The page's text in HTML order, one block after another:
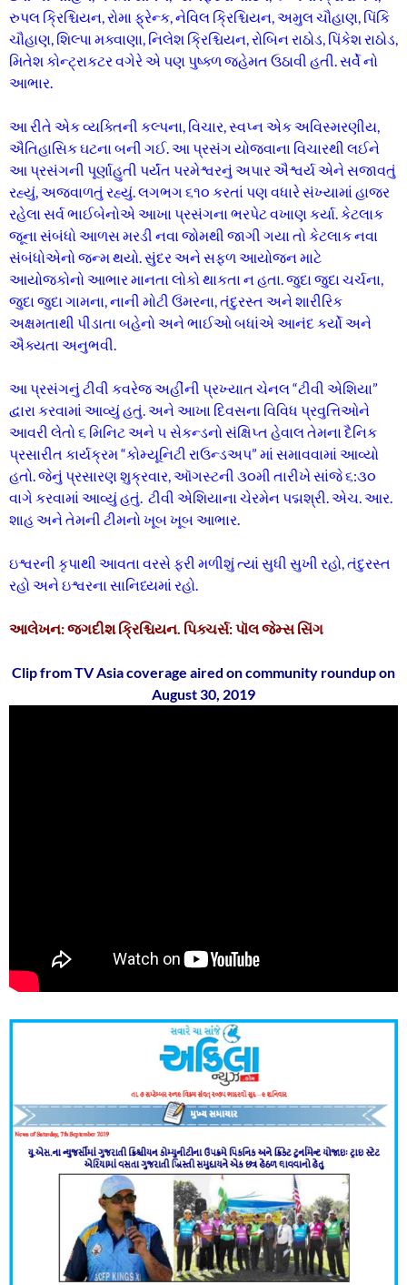
રુપલ ક્રિશ્ચિયન, રોમા ફ્રેન્ક, નેવિલ ક્રિશ્ચિયન, અમુલ ચૌહાણ, પિંકિ
ચૌહાણ, શિલ્પા મક્વાણા, નિલેશ ક્રિશ્ચિયન, રોબિન રાઠોડ, પિંકેશ રાઠોડ,
મિતેશ કોન્ટ્રાકટર વગેરે એ પણ પુષ્ક્ળ જહેમત ઉઠાવી હતી. સર્વે નો
આભાર.
આ રીતે એક વ્યક્તિની કલ્પના, વિચાર, સ્વપ્ન એક અવિસ્મરણીય,
ઐતિહાસિક ઘટના બની ગઈ. આ પ્રસંગ યોજવાના વિચારથી લઈને
આ પ્રસંગની પૂર્ણાહુતી પર્યંત પરમેશ્વરનું અપાર ઐશ્વર્ય એને સજાવતું
રહ્યું, અજવાળતું રહ્યું. લગભગ ૬૧૦ કરતાં પણ વધારે સંખ્યામાં હાજર
રહેલા સર્વ ભાઈબેનોએ આખા પ્રસંગના ભરપેટ વખાણ કર્યા. કેટલાક
જૂના સંબંધો આળસ મરડી નવા જોમથી જાગી ગયા તો કેટલાક નવા
સંબંધોએનો જન્મ થયો. સુંદર અને સફળ આયોજન માટે
આયોજકોનો આભાર માનતા લોકો થાકતા ન હતા. જુદા જુદા ચર્ચના,
જુદા જુદા ગામના, નાની મોટી ઉંમરના, તંદુરસ્ત અને શારીરિક
અક્ષમતાથી પીડાતા બહેનો અને ભાઈઓ બધાંએ આનંદ કર્યો અને
ઐક્યતા અનુભવી.
આ પ્રસંગનું ટીવી કવરેજ અહીંની પ્રખ્યાત ચેનલ “ટીવી એશિયા”
દ્વારા કરવામાં આવ્યું હતું. અને આખા દિવસના વિવિધ પ્રવુત્તિઓને
આવરી લેતો ૬ મિનિટ અને ૫ સેકન્ડનો સંક્ષિપ્ત હેવાલ તેમના દૈનિક
પ્રસારીત કાર્યક્રમ “કોમ્યૂનિટી રાઉન્ડઅપ” માં સમાવવામાં આવ્યો
હતો. જેનું પ્રસારણ શુક્રવાર, ઑગસ્ટની ૩૦મી તારીખે સાંજે ૬:૩૦
વાગે કરવામાં આવ્યું હતું. ટીવી એશિયાના ચેરમેન પદ્મશ્રી. એચ. આર.
શાહ અને તેમની ટીમનો ખૂબ ખૂબ આભાર.
ઇશ્વરની કૃપાથી આવતા વરસે ફરી મળીશું ત્યાં સુધી સુખી રહો, તંદુરસ્ત
રહો અને ઇશ્વરના સાનિધ્યમાં રહો.
આલેખન: જગદીશ ક્રિશ્ચિયન. પિક્ચર્સ: પૉલ જેમ્સ સિંગ
Clip from TV Asia coverage aired on community roundup on
August 30, 2019